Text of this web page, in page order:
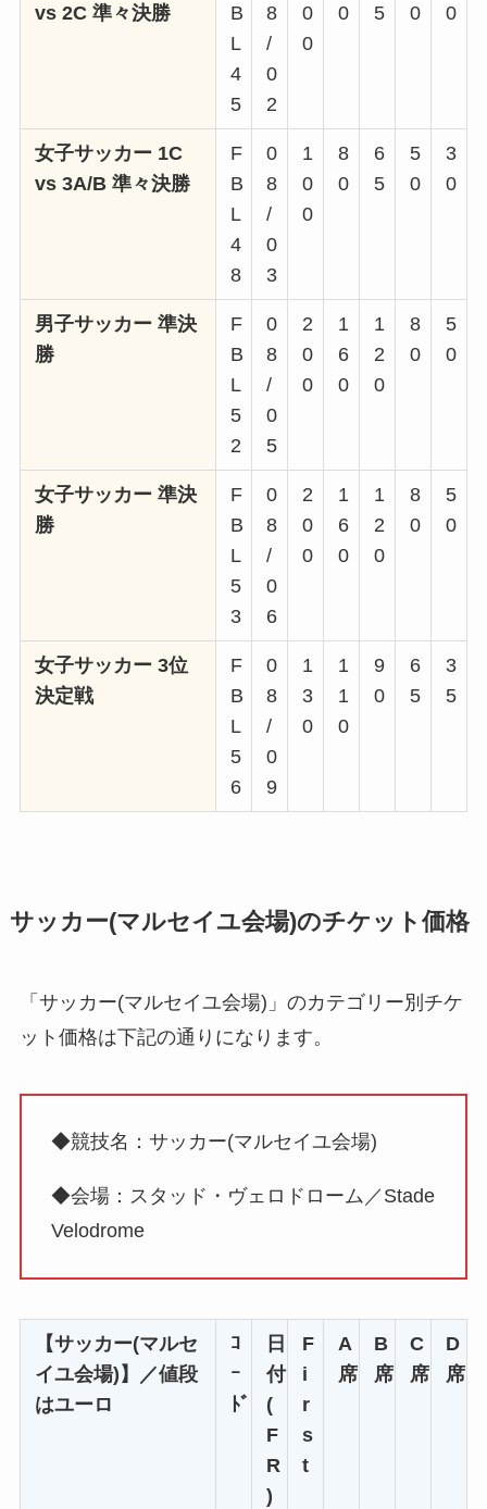
vs 2C 準々決勝
B
L
4
5
8
/
0
2
0
0
0
5
0
0
女子サッカー 1C
vs 3A/B 準々決勝
F
B
L
4
8
0
8
/
0
3
1
0
0
8
0
6
5
5
0
3
0
男子サッカー 準決
勝
F
B
L
5
2
0
8
/
0
5
2
0
0
1
6
0
1
2
0
8
0
5
0
女子サッカー 準決
勝
F
B
L
5
3
0
8
/
0
6
2
0
0
1
6
0
1
2
0
8
0
5
0
女子サッカー 3位
決定戦
F
B
L
5
6
0
8
/
0
9
1
3
0
1
1
0
9
0
6
5
3
5
サッカー(マルセイユ会場)のチケット価格
「サッカー(マルセイユ会場)」のカテゴリー別チケ
ット価格は下記の通りになります。
◆競技名：サッカー(マルセイユ会場)
◆会場：スタッド・ヴェロドローム／Stade
Velodrome
【サッカー(マルセ
イユ会場)】／値段
はユーロ
ｺ
ｰ
ﾄﾞ
日
付
(
F
R
)
F
i
r
s
t
A
席
B
席
C
席
D
席